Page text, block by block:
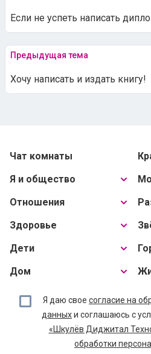
Если не успеть написать
Предыдущая тема
Хочу написать и издать книгу!
Чат комнаты
Я и общество
Отношения
Здоровье
Дети
Дом
Я даю свое согласие на
данныхи соглашаюсь с
«Шкулёв Диджитал
обработки